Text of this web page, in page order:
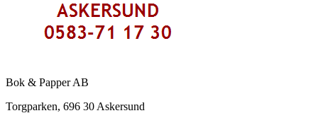
Bok & Papper AB
Torgparken, 696 30 Askersund